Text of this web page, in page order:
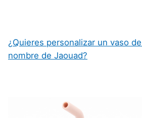
¿Quieres personalizar un vaso
nombre de Jaouad?